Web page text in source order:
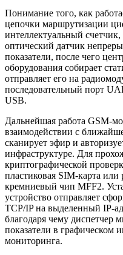
Понимание того, как
цепочки маршрутизации
интеллектуальный
оптический датчик
показатели, после чего
оборудования собирает
отправляет его на
последовательный порт
USB.
Дальнейшая работа GSM-
взаимодействии с
сканирует эфир и
инфраструктуре. Для
криптографической
пластиковая SIM-карта
кремниевый чип MFF2.
устройство отправляет
TCP/IP на выделенный IP-
благодаря чему диспетчер
показатели в графическом
мониторинга.